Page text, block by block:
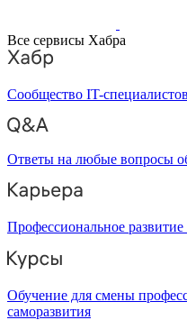
Все сервисы Хабра
Сообщество IT-специалистов
Ответы на любые вопросы
Профессиональное
Обучение для смены
саморазвития